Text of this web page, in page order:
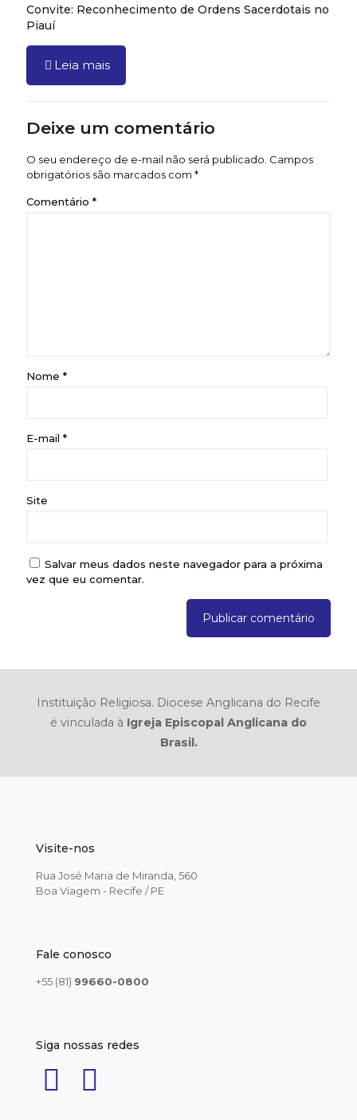
Convite: Reconhecimento de Ordens Sacerdotais no
Piauí
Leia mais
Deixe um comentário
O seu endereço de e-mail não será publicado. Campos
obrigatórios são marcados com *
Comentário *
Nome *
E-mail *
Site
Salvar meus dados neste navegador para a próxima
vez que eu comentar.
Instituição Religiosa. Diocese Anglicana do Recife
é vinculada à Igreja Episcopal Anglicana do
Brasil.
Visite-nos
Rua José Maria de Miranda, 560
Boa Viagem - Recife / PE
Fale conosco
+55 (81) 99660-0800
Siga nossas redes